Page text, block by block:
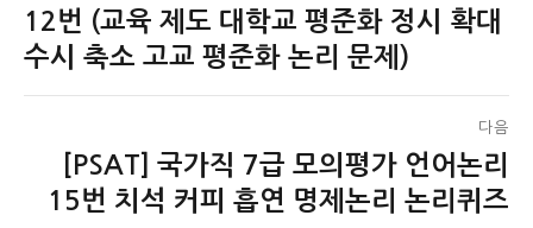
색
전
글:
12번 (교육 제도 대학교 평준화 정시 확대
수시 축소 고교 평준화 논리 문제)
다음
[PSAT] 국가직 7급 모의평가 언어논리
15번 치석 커피 흡연 명제논리 논리퀴즈